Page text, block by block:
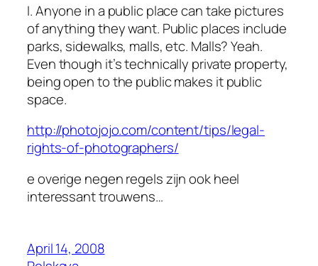
I. Anyone in a public place can take pictures
of anything they want. Public places include
parks, sidewalks, malls, etc. Malls? Yeah.
Even though it’s technically private property,
being open to the public makes it public
space.
http://photojojo.com/content/tips/legal-
rights-of-photographers/
e overige negen regels zijn ook heel
interessant trouwens…
April 14, 2008